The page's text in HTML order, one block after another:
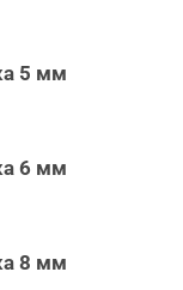
5 мм
6 мм
8 мм